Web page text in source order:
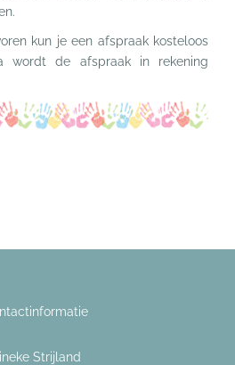
kun je een afspraak kosteloos
wordt de afspraak in rekening
Strijland